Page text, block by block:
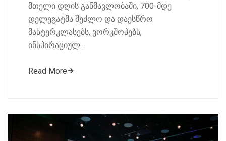
მთელი დღის განმავლობაში, 700-მდე
დელეგატმა შეძლო და დაესწრო
მასტერკლასებს, ვორკშოპებს,
ინსპირაციულ…
Read More